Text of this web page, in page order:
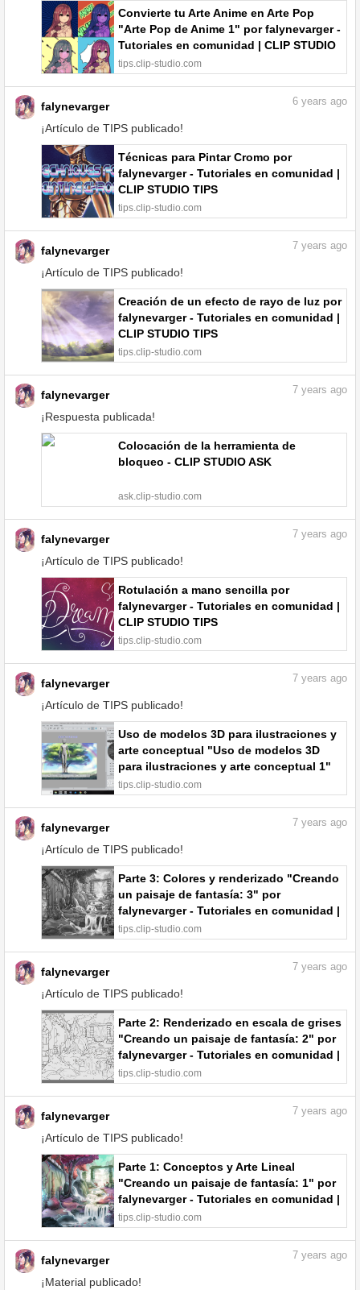
Convierte tu Arte Anime en Arte Pop
"Arte Pop de Anime 1" por falynevarger -
Tutoriales en comunidad | CLIP STUDIO
TIPS
tips.clip-studio.com
falynevarger
¡Artículo de TIPS publicado!
6 years ago
Técnicas para Pintar Cromo por
falynevarger - Tutoriales en comunidad |
CLIP STUDIO TIPS
tips.clip-studio.com
falynevarger
¡Artículo de TIPS publicado!
7 years ago
Creación de un efecto de rayo de luz por
falynevarger - Tutoriales en comunidad |
CLIP STUDIO TIPS
tips.clip-studio.com
falynevarger
¡Respuesta publicada!
7 years ago
Colocación de la herramienta de
bloqueo - CLIP STUDIO ASK
ask.clip-studio.com
falynevarger
¡Artículo de TIPS publicado!
7 years ago
Rotulación a mano sencilla por
falynevarger - Tutoriales en comunidad |
CLIP STUDIO TIPS
tips.clip-studio.com
falynevarger
¡Artículo de TIPS publicado!
7 years ago
Uso de modelos 3D para ilustraciones y
arte conceptual "Uso de modelos 3D
para ilustraciones y arte conceptual 1"
por falynevarger - Tutoriales en
comunidad | CLIP STUDIO TIPS
tips.clip-studio.com
falynevarger
¡Artículo de TIPS publicado!
7 years ago
Parte 3: Colores y renderizado "Creando
un paisaje de fantasía: 3" por
falynevarger - Tutoriales en comunidad |
CLIP STUDIO TIPS
tips.clip-studio.com
falynevarger
¡Artículo de TIPS publicado!
7 years ago
Parte 2: Renderizado en escala de grises
"Creando un paisaje de fantasía: 2" por
falynevarger - Tutoriales en comunidad |
CLIP STUDIO TIPS
tips.clip-studio.com
falynevarger
¡Artículo de TIPS publicado!
7 years ago
Parte 1: Conceptos y Arte Lineal
"Creando un paisaje de fantasía: 1" por
falynevarger - Tutoriales en comunidad |
CLIP STUDIO TIPS
tips.clip-studio.com
falynevarger
¡Material publicado!
7 years ago